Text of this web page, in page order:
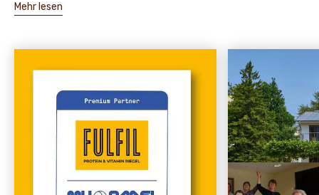
Mehr lesen